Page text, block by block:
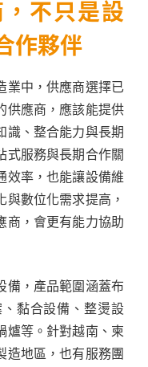
不只是設
作夥伴
業中，供應商選擇已
供應商，應該能提供
識、整合能力與長期
式服務與長期合作關
效率，也能讓設備維
數位化需求提高，
商，會更有能力協助
備，產品範圍涵蓋布
黏合設備、整燙設
爐等。針對越南、柬
造地區，也有服務團